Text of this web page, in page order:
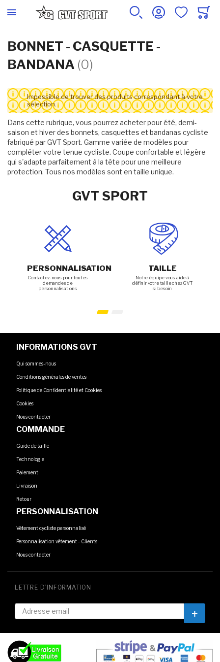
BONNET - CASQUETTE -
BANDANA (0)
Impossible de trouver des produits correspondant à votre
sélection.
Dans cette rubrique, vous pourrez acheter pour été, demi-
saison et hiver des bonnets, casquettes et bandanas cycliste
fabriqué par GVT Sport. Gamme variée de modèles pour
compléter votre tenue cycliste. Coupe confortable et légère
qui s'adapte parfaitement à la tête pour une meilleure
protection. Tous nos modèles sont en taille unique.
GVT SPORT
PERSONNALISATION
Contactez-nous pour toutes
demandes de
personnalisations
TAILLE
Notre équipe vous aide à
définir votre taille chez GVT
si besoin
INFORMATIONS GVT
Qui sommes-nous
Conditions générales de ventes
Politique de Confidentialité et Cookies
Cookies
Nous contacter
COMMANDE
Guide de taille
Technologie
Paiement
Livraison
Retour
PERSONNALISATION
Vêtement cycliste personnalisé
Personnalisation vêtement - Clients
Nous contacter
LETTRE D’INFORMATION